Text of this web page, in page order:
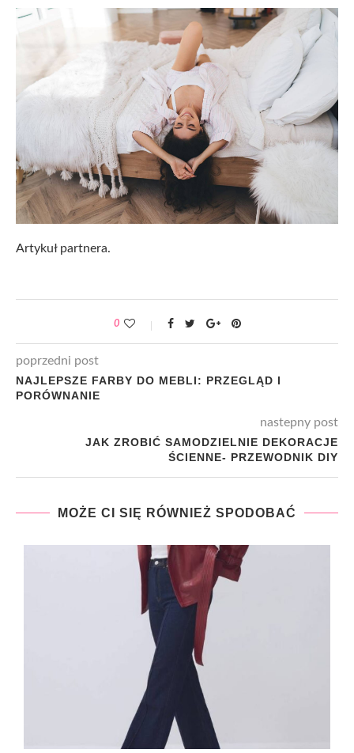
Artykuł partnera.
0
poprzedni post
NAJLEPSZE FARBY DO MEBLI: PRZEGLĄD I
PORÓWNANIE
nastepny post
JAK ZROBIĆ SAMODZIELNIE DEKORACJE
ŚCIENNE- PRZEWODNIK DIY
MOŻE CI SIĘ RÓWNIEŻ SPODOBAĆ